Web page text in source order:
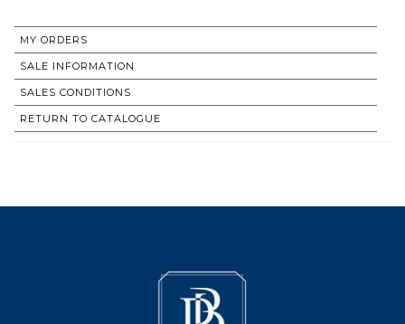
MY ORDERS
SALE INFORMATION
SALES CONDITIONS
RETURN TO CATALOGUE